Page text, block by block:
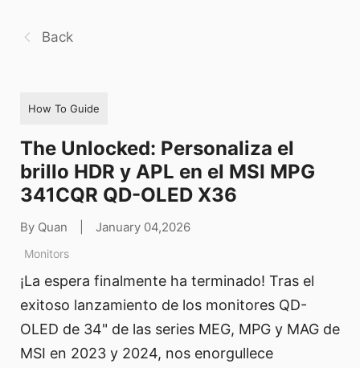
Back
How To Guide
The Unlocked: Personaliza el
brillo HDR y APL en el MSI MPG
341CQR QD-OLED X36
By Quan January 04,2026
Monitors
¡La espera finalmente ha terminado! Tras el
exitoso lanzamiento de los monitores QD-
OLED de 34" de las series MEG, MPG y MAG de
MSI en 2023 y 2024, nos enorgullece